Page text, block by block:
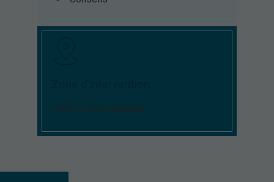
Vichy et ses environs